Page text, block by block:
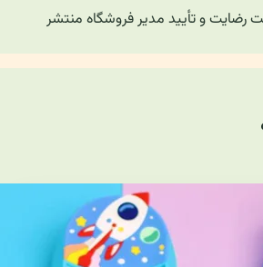
رضایت و تأیید مدیر فروشگاه منتشر